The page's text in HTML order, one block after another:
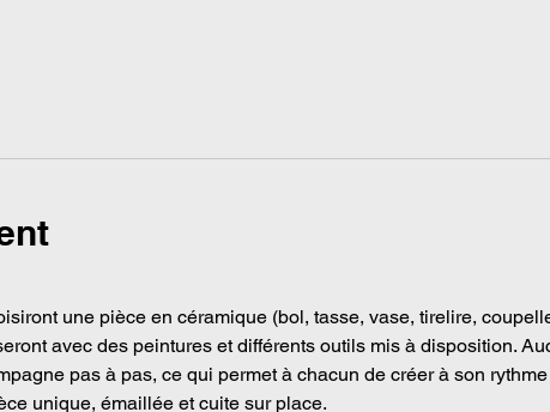
une pièce en céramique (bol, tasse, vase, tirelire,
avec des peintures et différents outils mis à disposition.
pas à pas, ce qui permet à chacun de créer à son
unique, émaillée et cuite sur place.